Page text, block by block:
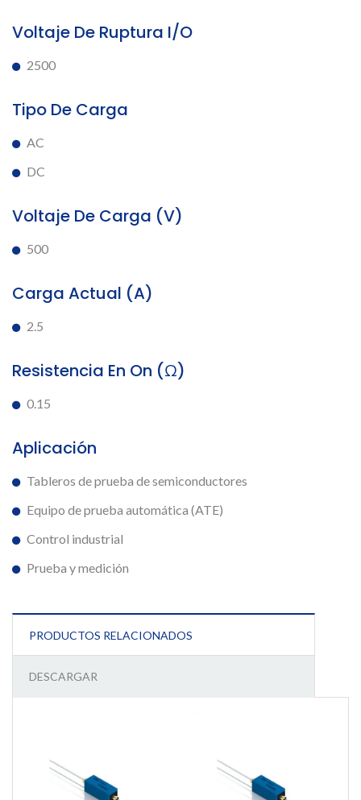
Voltaje De Ruptura I/O
2500
Tipo De Carga
AC
DC
Voltaje De Carga (V)
500
Carga Actual (A)
2.5
Resistencia En On (Ω)
0.15
Aplicación
Tableros de prueba de semiconductores
Equipo de prueba automática (ATE)
Control industrial
Prueba y medición
PRODUCTOS RELACIONADOS
DESCARGAR